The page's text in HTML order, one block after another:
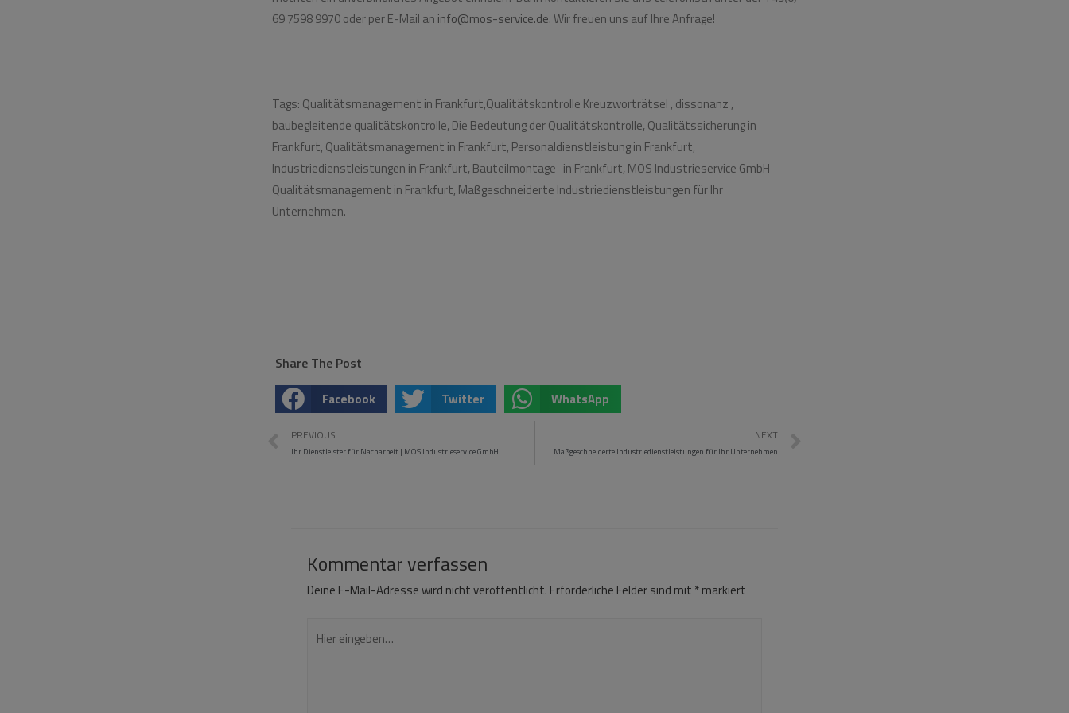
69 7598 9970 oder per E-Mail an info@mos-service.de. Wir freuen uns auf Ihre Anfrage!
Tags: Qualitätsmanagement in Frankfurt,Qualitätskontrolle Kreuzworträtsel , dissonanz ,
baubegleitende qualitätskontrolle, Die Bedeutung der Qualitätskontrolle, Qualitätssicherung in
Frankfurt, Qualitätsmanagement in Frankfurt, Personaldienstleistung in Frankfurt,
Industriedienstleistungen in Frankfurt, Bauteilmontage in Frankfurt, MOS Industrieservice GmbH
Qualitätsmanagement in Frankfurt, Maßgeschneiderte Industriedienstleistungen für Ihr
Unternehmen.
Share The Post
Facebook Twitter WhatsApp
PREVIOUS
Ihr Dienstleister für Nacharbeit | MOS Industrieservice GmbH
NEXT
Maßgeschneiderte Industriedienstleistungen für Ihr Unternehmen
Kommentar verfassen
Deine E-Mail-Adresse wird nicht veröffentlicht. Erforderliche Felder sind mit *markiert